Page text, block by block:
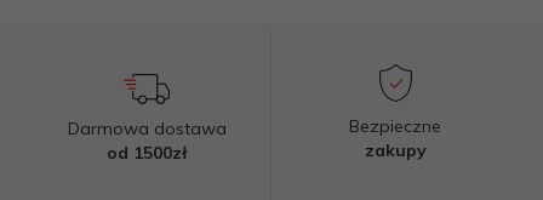
Darmowa dostawa
od 1500zł
Bezpieczne
zakupy